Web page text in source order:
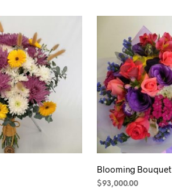
múltiples
variantes.
Las
opciones
se
pueden
elegir
en
página
de
Blooming Bouquet
$93,000.00